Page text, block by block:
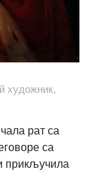
художник,
рат са
са
прикључила